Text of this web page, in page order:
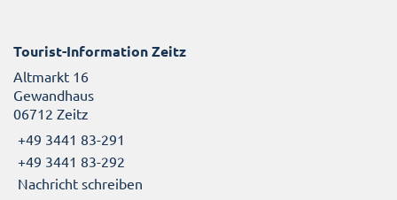
Tourist-Information Zeitz
Altmarkt 16
Gewandhaus
06712 Zeitz
+49 3441 83-291
+49 3441 83-292
Nachricht schreiben